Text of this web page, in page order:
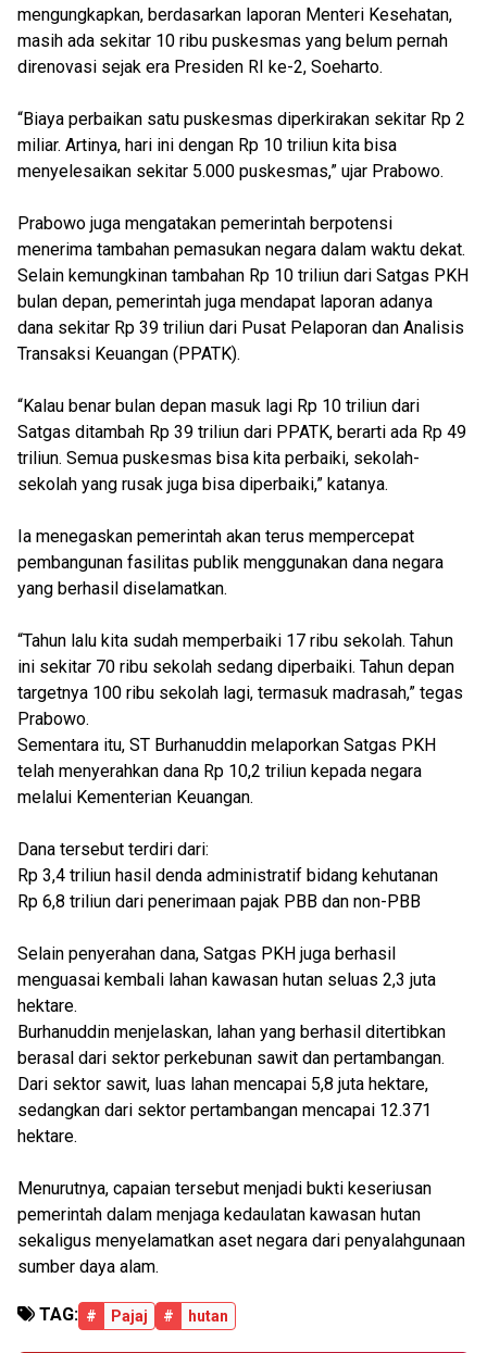
mengungkapkan, berdasarkan laporan Menteri Kesehatan,
masih ada sekitar 10 ribu puskesmas yang belum pernah
direnovasi sejak era Presiden RI ke-2, Soeharto.
“Biaya perbaikan satu puskesmas diperkirakan sekitar Rp 2
miliar. Artinya, hari ini dengan Rp 10 triliun kita bisa
menyelesaikan sekitar 5.000 puskesmas,” ujar Prabowo.
Prabowo juga mengatakan pemerintah berpotensi
menerima tambahan pemasukan negara dalam waktu dekat.
Selain kemungkinan tambahan Rp 10 triliun dari Satgas PKH
bulan depan, pemerintah juga mendapat laporan adanya
dana sekitar Rp 39 triliun dari Pusat Pelaporan dan Analisis
Transaksi Keuangan (PPATK).
“Kalau benar bulan depan masuk lagi Rp 10 triliun dari
Satgas ditambah Rp 39 triliun dari PPATK, berarti ada Rp 49
triliun. Semua puskesmas bisa kita perbaiki, sekolah-
sekolah yang rusak juga bisa diperbaiki,” katanya.
Ia menegaskan pemerintah akan terus mempercepat
pembangunan fasilitas publik menggunakan dana negara
yang berhasil diselamatkan.
“Tahun lalu kita sudah memperbaiki 17 ribu sekolah. Tahun
ini sekitar 70 ribu sekolah sedang diperbaiki. Tahun depan
targetnya 100 ribu sekolah lagi, termasuk madrasah,” tegas
Prabowo.
Sementara itu, ST Burhanuddin melaporkan Satgas PKH
telah menyerahkan dana Rp 10,2 triliun kepada negara
melalui Kementerian Keuangan.
Dana tersebut terdiri dari:
Rp 3,4 triliun hasil denda administratif bidang kehutanan
Rp 6,8 triliun dari penerimaan pajak PBB dan non-PBB
Selain penyerahan dana, Satgas PKH juga berhasil
menguasai kembali lahan kawasan hutan seluas 2,3 juta
hektare.
Burhanuddin menjelaskan, lahan yang berhasil ditertibkan
berasal dari sektor perkebunan sawit dan pertambangan.
Dari sektor sawit, luas lahan mencapai 5,8 juta hektare,
sedangkan dari sektor pertambangan mencapai 12.371
hektare.
Menurutnya, capaian tersebut menjadi bukti keseriusan
pemerintah dalam menjaga kedaulatan kawasan hutan
sekaligus menyelamatkan aset negara dari penyalahgunaan
sumber daya alam.
TAG: # Pajaj # hutan